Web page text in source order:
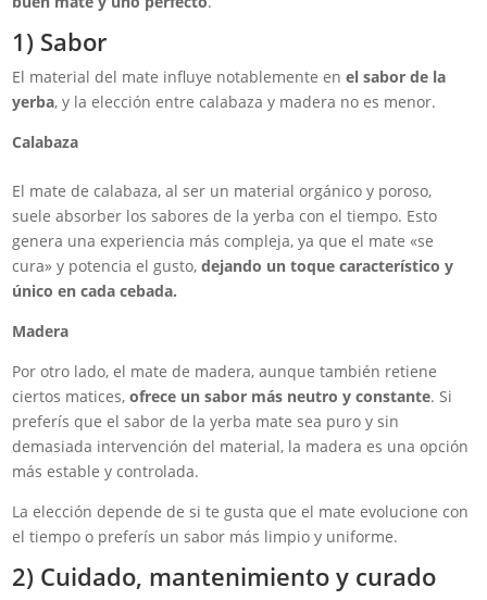
1) Sabor
El material del mate influye notablemente enel sabor de la
yerba, y la elección entre calabaza y madera no es menor.
Calabaza
El mate de calabaza, al ser un material orgánico y poroso,
suele absorber los sabores de la yerba con el tiempo. Esto
genera una experiencia más compleja, ya que el mate «se
cura» y potencia el gusto,dejando un toque característico y
único en cada cebada.
Madera
Por otro lado, el mate de madera, aunque también retiene
ciertos matices, ofrece un sabor más neutro y constante. Si
preferís que el sabor de la yerba mate sea puro y sin
demasiada intervención del material, la madera es una opción
más estable y controlada.
La elección depende de si te gusta que el mate evolucione con
el tiempo o preferís un sabor más limpio y uniforme.
2) Cuidado, mantenimiento y curado